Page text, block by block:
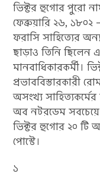
ভিক্টর হুগোর পুরো
ফেব্রুয়ারি ২৬,
ফরাসি সাহিত্যের
ছাড়াও তিনি ছিলেন
মানবাধিকারকর্মী।
প্রভাববিস্তারকারী
অসংখ্য
অব নটরডেম
ভিক্টর হুগোর ২০ টি
পোস্টে।
১